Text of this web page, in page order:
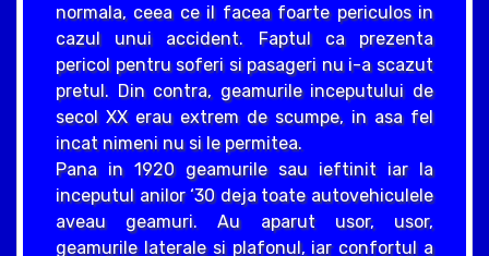
normala, ceea ce il facea foarte periculos in
cazul unui accident. Faptul ca prezenta
pericol pentru soferi si pasageri nu i-a scazut
pretul. Din contra, geamurile inceputului de
secol XX erau extrem de scumpe, in asa fel
incat nimeni nu si le permitea.
Pana in 1920 geamurile sau ieftinit iar la
inceputul anilor ‘30 deja toate autovehiculele
aveau geamuri. Au aparut usor, usor,
geamurile laterale si plafonul, iar confortul a